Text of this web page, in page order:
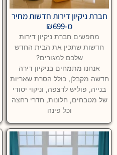
חברת ניקיון דירות חדשות מחיר
מ-₪699
מחפשים חברת ניקיון דירות
חדשות שתכין את הבית החדש
שלכם למגורים?
אנחנו מתמחים בניקיון דירה
חדשה מקבלן, כולל הסרת שאריות
בנייה, פוליש לרצפה, וניקוי יסודי
של מטבחים, חלונות, חדרי רחצה
וכל פינה